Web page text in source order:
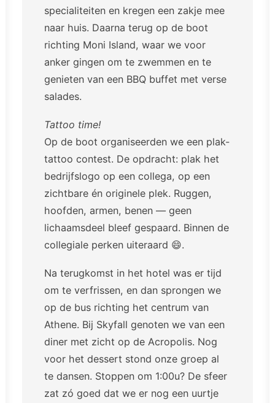
specialiteiten en kregen een zakje mee
naar huis. Daarna terug op de boot
richting Moni Island, waar we voor
anker gingen om te zwemmen en te
genieten van een BBQ buffet met verse
salades.
Tattoo time!
Op de boot organiseerden we een plak-
tattoo contest. De opdracht: plak het
bedrijfslogo op een collega, op een
zichtbare én originele plek. Ruggen,
hoofden, armen, benen — geen
lichaamsdeel bleef gespaard. Binnen de
collegiale perken uiteraard 😄.
Na terugkomst in het hotel was er tijd
om te verfrissen, en dan sprongen we
op de bus richting het centrum van
Athene. Bij Skyfall genoten we van een
diner met zicht op de Acropolis. Nog
voor het dessert stond onze groep al
te dansen. Stoppen om 1:00u? De sfeer
zat zó goed dat we er nog een uurtje